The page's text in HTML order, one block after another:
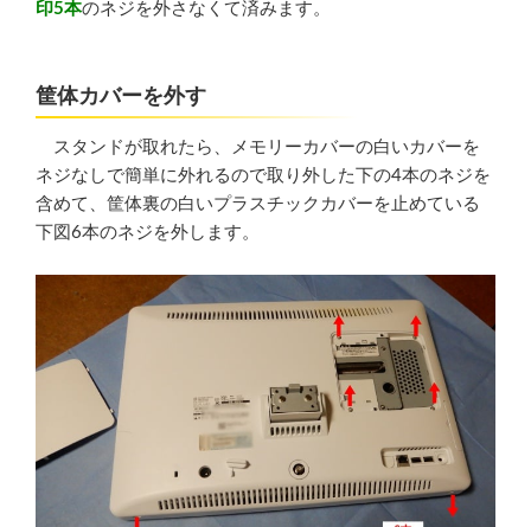
印5本のネジを外さなくて済みます。
筐体カバーを外す
スタンドが取れたら、メモリーカバーの白いカバーを
ネジなしで簡単に外れるので取り外した下の4本のネジを
含めて、筐体裏の白いプラスチックカバーを止めている
下図6本のネジを外します。